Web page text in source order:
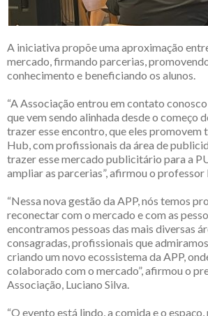
A iniciativa propõe uma aproximação
mercado, firmando parcerias,
conhecimento e beneficiando os alunos.
“A Associação entrou em contato conosco
que vem sendo alinhada desde o começo
trazer esse encontro, que eles promovem
Hub, com profissionais da área de
trazer esse mercado publicitário para a
ampliar as parcerias”, afirmou o professor
“Nessa nova gestão da APP, nós temos
reconectar com o mercado e com as
encontramos pessoas das mais diversas
consagradas, profissionais que
criando um novo ecossistema da APP,
colaborado com o mercado”, afirmou o
Associação, Luciano Silva.
“O evento está lindo, a comida e o